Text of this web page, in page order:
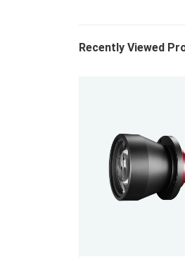
Recently Viewed